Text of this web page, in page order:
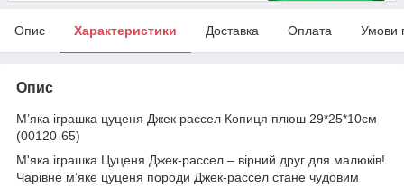
Опис Характеристики Доставка Оплата Умови
Опис
М’яка іграшка цуценя Джек рассел Копиця плюш 29*25*10см
(00120-65)
М'яка іграшка Цуценя Джек-рассел – вірний друг для малюків!
Чарівне м’яке цуценя породи Джек-рассел стане чудовим